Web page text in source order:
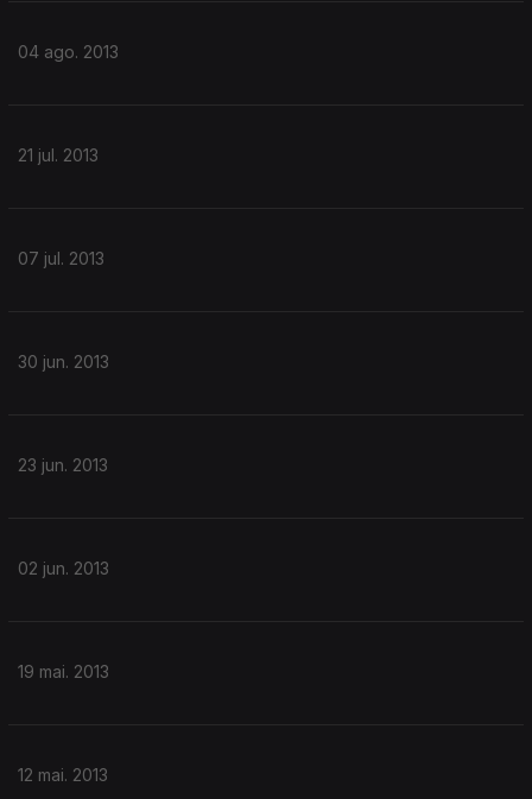
04 ago. 2013
21 jul. 2013
07 jul. 2013
30 jun. 2013
23 jun. 2013
02 jun. 2013
19 mai. 2013
12 mai. 2013